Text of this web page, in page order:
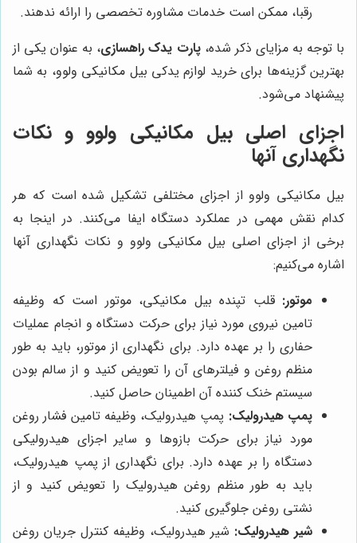
رقبا، ممکن است خدمات مشاوره تخصصی را ارائه ندهند.
با توجه به مزایای ذکر شده،پارت یدک راهسازی، به عنوان یکی از
بهترین گزینه‌ها برای خرید لوازم یدکی بیل مکانیکی ولوو، به شما
پیشنهاد می‌شود.
اجزای اصلی بیل مکانیکی ولوو و نکات
نگهداری آنها
بیل مکانیکی ولوو از اجزای مختلفی تشکیل شده است که هر
کدام نقش مهمی در عملکرد دستگاه ایفا می‌کنند. در اینجا به
برخی از اجزای اصلی بیل مکانیکی ولوو و نکات نگهداری آنها
اشاره می‌کنیم:
موتور: قلب تپنده بیل مکانیکی، موتور است که وظیفه
تامین نیروی مورد نیاز برای حرکت دستگاه و انجام عملیات
حفاری را بر عهده دارد. برای نگهداری از موتور، باید به طور
منظم روغن و فیلترهای آن را تعویض کنید و از سالم بودن
سیستم خنک کننده آن اطمینان حاصل کنید.
پمپ هیدرولیک: پمپ هیدرولیک، وظیفه تامین فشار روغن
مورد نیاز برای حرکت بازوها و سایر اجزای هیدرولیکی
دستگاه را بر عهده دارد. برای نگهداری از پمپ هیدرولیک،
باید به طور منظم روغن هیدرولیک را تعویض کنید و از
نشتی روغن جلوگیری کنید.
شیر هیدرولیک: شیر هیدرولیک، وظیفه کنترل جریان روغن